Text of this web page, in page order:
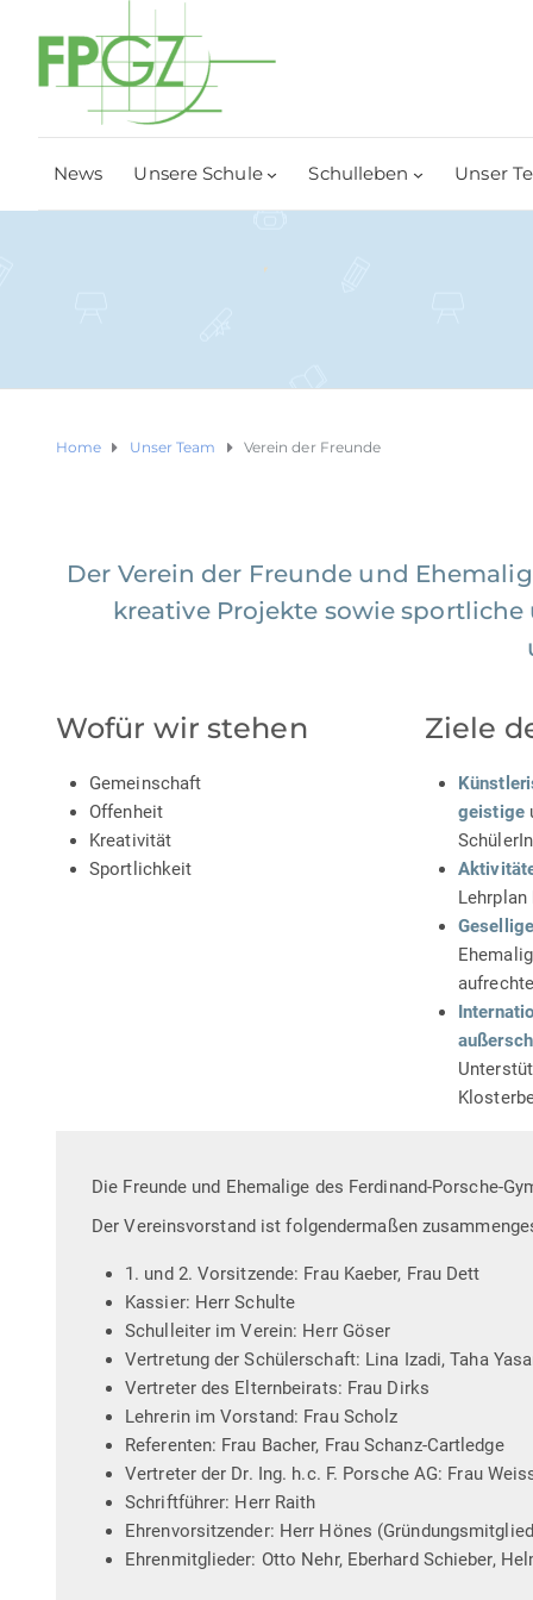
News Unsere Schule Schulleben Unser
Home Unser Team Verein der Freunde
Der Verein der Freunde und
kreative Projekte sowie
Wofür wir stehen
Gemeinschaft
Offenheit
Kreativität
Sportlichkeit
Ziele
geistige
Die Freunde und Ehemalige des Ferdinand-Porsche-
Der Vereinsvorstand ist folgendermaßen
1. und 2. Vorsitzende: Frau Kaeber, Frau Dett
Kassier: Herr Schulte
Schulleiter im Verein: Herr Göser
Vertretung der Schülerschaft: Lina Izadi, Taha
Vertreter des Elternbeirats: Frau Dirks
Lehrerin im Vorstand: Frau Scholz
Referenten: Frau Bacher, Frau Schanz-Cartledge
Vertreter der Dr. Ing. h.c. F. Porsche AG: Frau
Schriftführer: Herr Raith
Ehrenvorsitzender: Herr Hönes
Ehrenmitglieder: Otto Nehr, Eberhard Schieber,